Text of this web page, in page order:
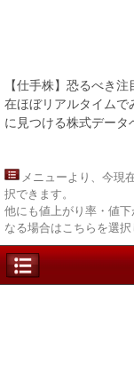
【仕手株】恐るべき
在ほぼリアルタイムで
に見つける株式データ
メニューより、今現
択できます。
他にも値上がり率・値
なる場合はこちらを選択